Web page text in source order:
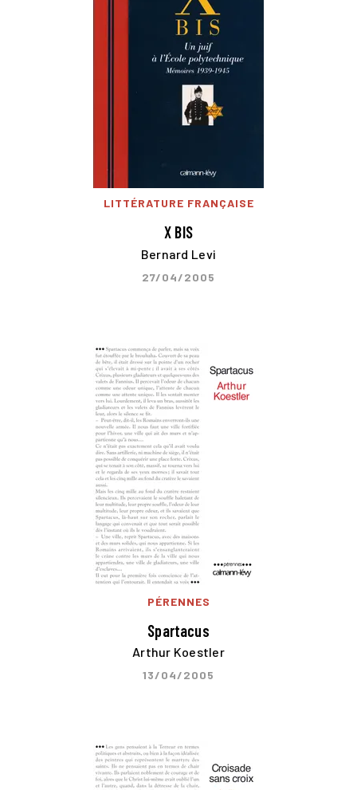
LITTÉRATURE FRANÇAISE
X BIS
Bernard Levi
27/04/2005
PÉRENNES
Spartacus
Arthur Koestler
13/04/2005